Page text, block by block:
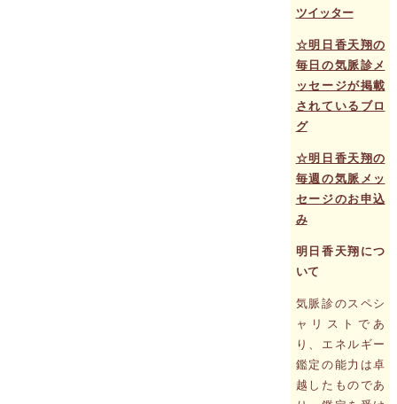
ツイッター
☆明日香天翔の
毎日の気脈診メ
ッセージが掲載
されているブロ
グ
☆明日香天翔の
毎週の気脈メッ
セージのお申込
み
明日香天翔につ
いて
気脈診のスペシ
ャリストであ
り、エネルギー
鑑定の能力は卓
越したものであ